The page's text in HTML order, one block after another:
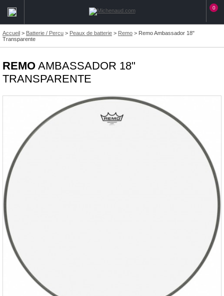
0
Accueil > Batterie / Percu > Peaux de batterie > Remo > Remo Ambassador 18"
Transparente
REMO AMBASSADOR 18"
TRANSPARENTE